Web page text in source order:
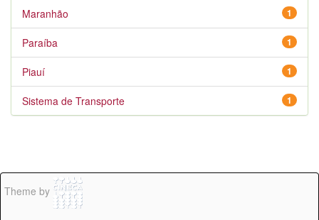
1
Maranhão
1
Paraíba
1
Piauí
1
Sistema de Transporte
Theme by